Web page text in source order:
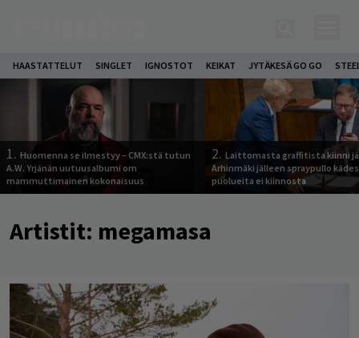
HAASTATTELUT SINGLET IGNOSTOT KEIKAT JYTÄKESÄ GO GO
1. Huomenna se ilmestyy – CMX:stä tutun
A.W. Yrjänän uutuusalbumi om
mammuttimainen kokonaisuus
2. Laittomasta graffitista kiinni
Arhinmäki jälleen spraypullo
puolueita ei kiinnosta
Artistit: megamasa